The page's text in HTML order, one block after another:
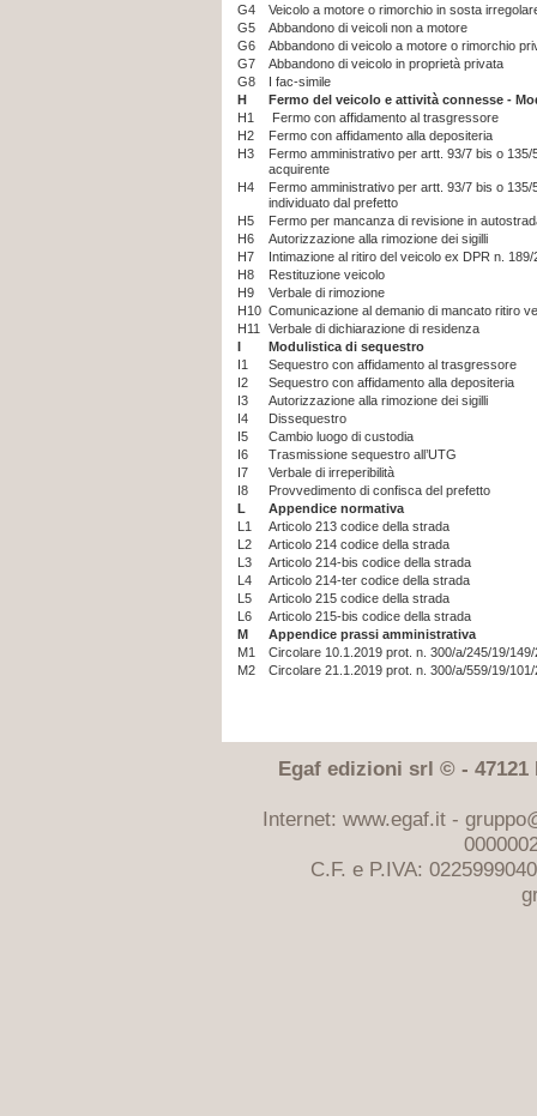
G4
Veicolo a motore o rimorchio in sosta
G5
Abbandono di veicoli non a motore
G6
Abbandono di veicolo a motore o rimorchio
G7
Abbandono di veicolo in proprietà privata
G8
I fac-simile
H
Fermo del veicolo e attività connesse -
H1
Fermo con affidamento al trasgressore
H2
Fermo con affidamento alla depositeria
H3
Fermo amministrativo per artt. 93/7 bis o
acquirente
H4
Fermo amministrativo per artt. 93/7 bis o
individuato dal prefetto
H5
Fermo per mancanza di revisione in
H6
Autorizzazione alla rimozione dei sigilli
H7
Intimazione al ritiro del veicolo ex DPR n.
H8
Restituzione veicolo
H9
Verbale di rimozione
H10 Comunicazione al demanio di mancato ritiro
H11
Verbale di dichiarazione di residenza
I
Modulistica di sequestro
I1
Sequestro con affidamento al trasgressore
I2
Sequestro con affidamento alla depositeria
I3
Autorizzazione alla rimozione dei sigilli
I4
Dissequestro
I5
Cambio luogo di custodia
I6
Trasmissione sequestro all’UTG
I7
Verbale di irreperibilità
I8
Provvedimento di confisca del prefetto
L
Appendice normativa
L1
Articolo 213 codice della strada
L2
Articolo 214 codice della strada
L3
Articolo 214-bis codice della strada
L4
Articolo 214-ter codice della strada
L5
Articolo 215 codice della strada
L6
Articolo 215-bis codice della strada
M
Appendice prassi amministrativa
M1
Circolare 10.1.2019 prot. n. 300/a/245/19/
M2
Circolare 21.1.2019 prot. n. 300/a/559/19/
Egaf edizioni srl © - 47121
Internet: www.egaf.it -
C.F. e P.IVA: